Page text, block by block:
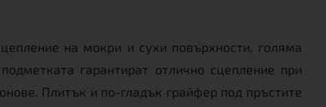
на мокри и сухи повърхности, голяма
гарантират отлично сцепление при
Плитък и по-гладък грайфер под пръстите